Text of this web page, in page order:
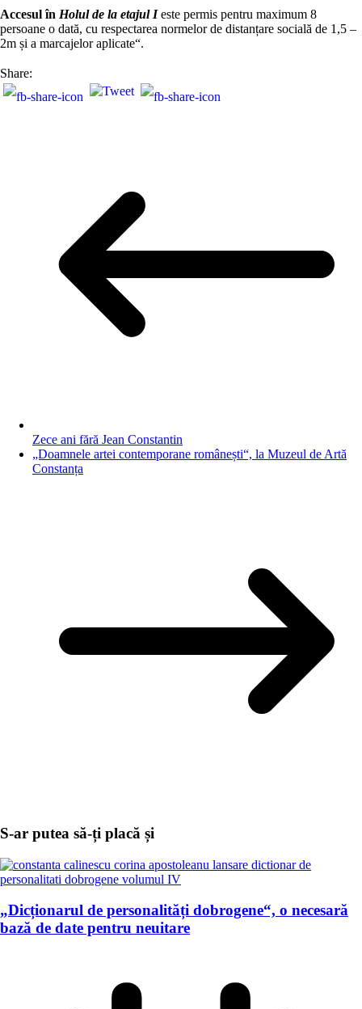
Accesul în Holul de la etajul Ieste permis pentru maximum 8
persoane o dată, cu respectarea normelor de distanțare socială de 1,5 –
2m și a marcajelor aplicate“.
Share:
Zece ani fără Jean Constantin
„Doamnele artei contemporane românești“, la Muzeul de Artă
Constanța
S-ar putea să-ți placă și
„Dicționarul de personalități dobrogene“, o necesară
bază de date pentru neuitare